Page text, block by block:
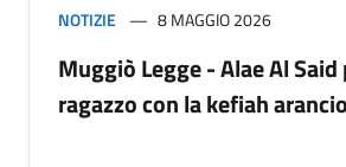
NOTIZIE 8 MAGGIO 2026
Muggiò Legge - Alae Al
ragazzo con la kefiah